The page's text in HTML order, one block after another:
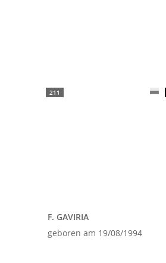
211
F. GAVIRIA
geboren am 19/08/1994